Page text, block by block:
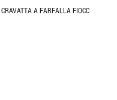
A FARFALLA FIOCC